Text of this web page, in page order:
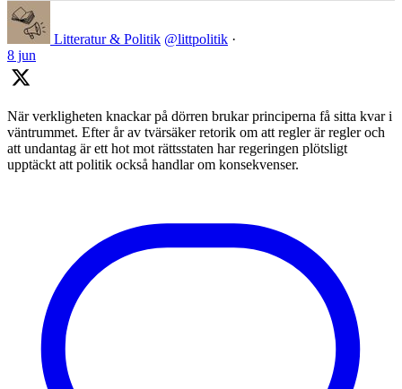
Litteratur & Politik @littpolitik ·
8 jun
När verkligheten knackar på dörren brukar principerna få sitta kvar i
väntrummet. Efter år av tvärsäker retorik om att regler är regler och
att undantag är ett hot mot rättsstaten har regeringen plötsligt
upptäckt att politik också handlar om konsekvenser.